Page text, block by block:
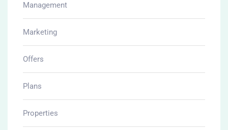
Management
Marketing
Offers
Plans
Properties